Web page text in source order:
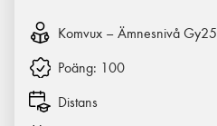
Komvux – Ämnesnivå Gy25
Poäng: 100
Distans